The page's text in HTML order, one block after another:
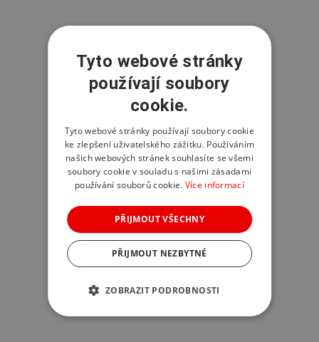
Tyto webové stránky
používají soubory
cookie.
Tyto webové stránky používají soubory cookie
ke zlepšení uživatelského zážitku. Používáním
našich webových stránek souhlasíte se všemi
soubory cookie v souladu s našimi zásadami
používání souborů cookie. Více informací
PŘIJMOUT VŠECHNY
PŘIJMOUT NEZBYTNÉ
ZOBRAZIT PODROBNOSTI